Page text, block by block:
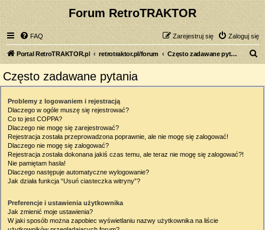
Forum RetroTRAKTOR
FAQ Zaloguj się
Zarejestruj się
Portal RetroTRAKTOR.pl retrotraktor.pl/forum Często zadawane pytania
Często zadawane pytania
Problemy z logowaniem i rejestracją
Dlaczego w ogóle muszę się rejestrować?
Co to jest COPPA?
Dlaczego nie mogę się zarejestrować?
Rejestracja została przeprowadzona poprawnie, ale nie mogę się zalogować!
Dlaczego nie mogę się zalogować?
Rejestracja została dokonana jakiś czas temu, ale teraz nie mogę się zalogować?!
Nie pamiętam hasła!
Dlaczego następuje automatyczne wylogowanie?
Jak działa funkcja “Usuń ciasteczka witryny”?
Preferencje i ustawienia użytkownika
Jak zmienić moje ustawienia?
W jaki sposób można zapobiec wyświetlaniu nazwy użytkownika na liście